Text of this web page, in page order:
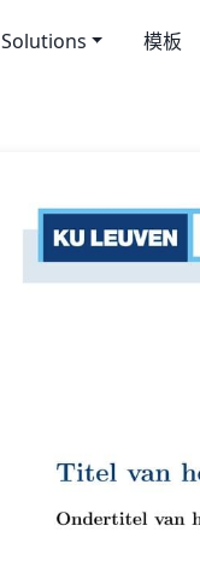
Solutions 模板